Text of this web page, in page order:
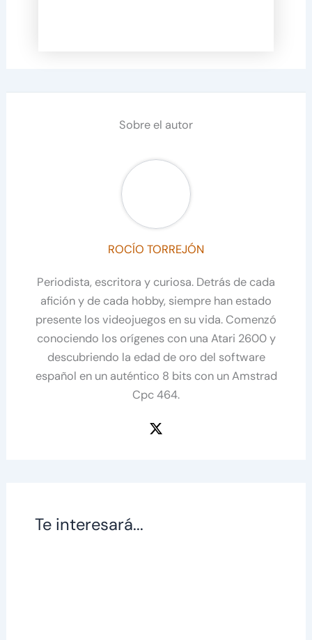
Sobre el autor
ROCÍO TORREJÓN
Periodista, escritora y curiosa. Detrás de cada
afición y de cada hobby, siempre han estado
presente los videojuegos en su vida. Comenzó
conociendo los orígenes con una Atari 2600 y
descubriendo la edad de oro del software
español en un auténtico 8 bits con un Amstrad
Cpc 464.
Te interesará...